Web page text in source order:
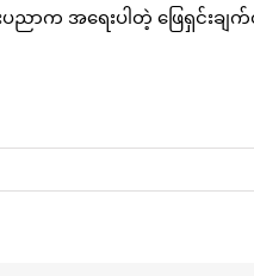
အရေးပါတဲ့ ဖြေရှင်းချက်တ